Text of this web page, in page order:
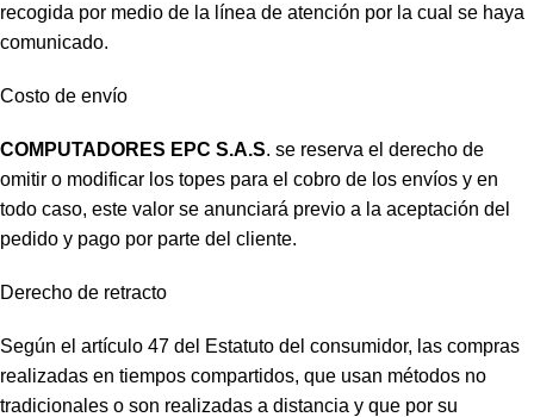
recogida por medio de la línea de atención por la cual se haya
comunicado.
Costo de envío
COMPUTADORES EPC S.A.S. se reserva el derecho de
omitir o modificar los topes para el cobro de los envíos y en
todo caso, este valor se anunciará previo a la aceptación del
pedido y pago por parte del cliente.
Derecho de retracto
Según el artículo 47 del Estatuto del consumidor, las compras
realizadas en tiempos compartidos, que usan métodos no
tradicionales o son realizadas a distancia y que por su